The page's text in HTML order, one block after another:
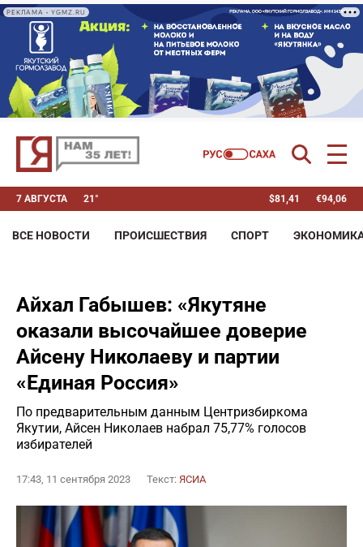
РЕКЛАМА • YGMZ.RU
7 АВГУСТА 21° $81,41 €94,06
ВСЕ НОВОСТИ ПРОИСШЕСТВИЯ СПОРТ
Айхал Габышев: «Якутяне
оказали высочайшее доверие
Айсену Николаеву и партии
«Единая Россия»
По предварительным данным Центризбиркома
Якутии, Айсен Николаев набрал 75,77% голосов
избирателей
17:43, 11 сентября 2023 Текст: ЯСИА